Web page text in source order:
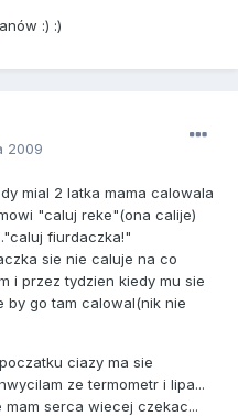
:) :)
2009
mial 2 latka mama calowala
"caluj reke"(ona calije)
fiurdaczka!"
sie nie caluje na co
i przez tydzien kiedy mu sie
by go tam calowal(nik nie
ciazy ma sie
ze termometr i lipa...
serca wiecej czekac...